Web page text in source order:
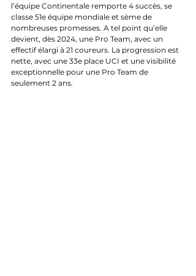
l’équipe Continentale remporte 4 succès, se
classe 51e équipe mondiale et sème de
nombreuses promesses. A tel point qu’elle
devient, dès 2024, une Pro Team, avec un
effectif élargi à 21 coureurs. La progression est
nette, avec une 33e place UCI et une visibilité
exceptionnelle pour une Pro Team de
seulement 2 ans.